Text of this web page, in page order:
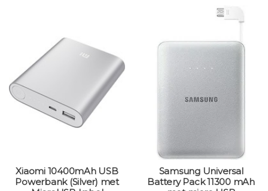
Xiaomi 10400mAh USB
Powerbank (Silver) met
Samsung Universal
Battery Pack 11300 mAh